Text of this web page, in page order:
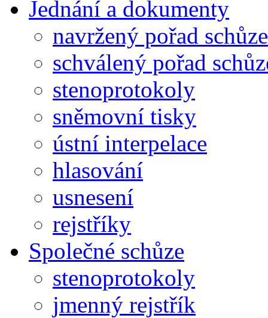
Jednání a dokumenty
navržený pořad schůze
schválený pořad
stenoprotokoly
sněmovní tisky
ústní interpelace
hlasování
usnesení
rejstříky
Společné schůze
stenoprotokoly
jmenný rejstřík